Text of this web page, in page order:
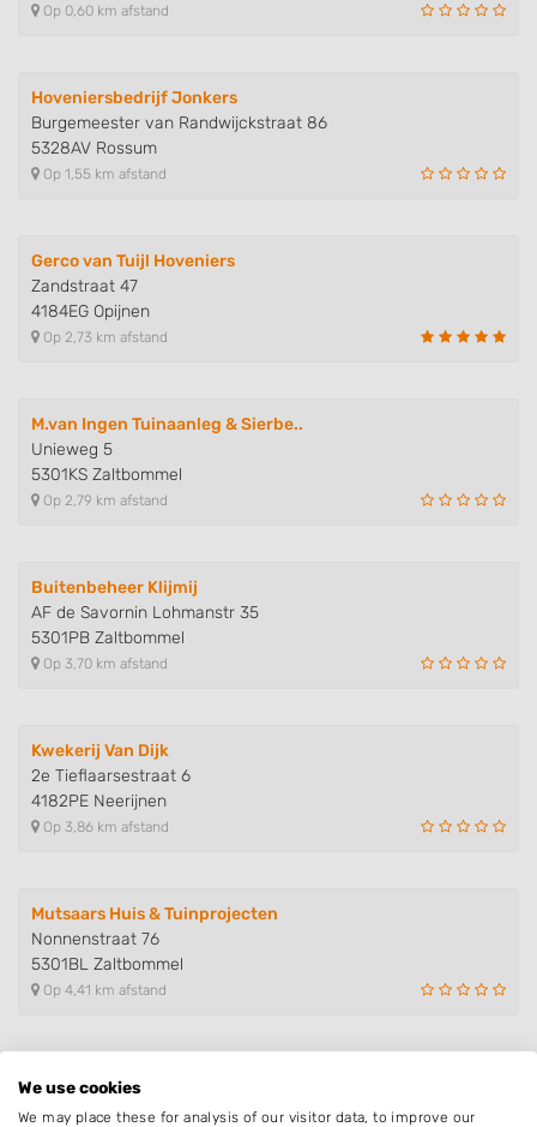
Op 0,60 km afstand
Hoveniersbedrijf Jonkers
Burgemeester van Randwijckstraat 86
5328AV Rossum
Op 1,55 km afstand
Gerco van Tuijl Hoveniers
Zandstraat 47
4184EG Opijnen
Op 2,73 km afstand
M.van Ingen Tuinaanleg & Sierbe..
Unieweg 5
5301KS Zaltbommel
Op 2,79 km afstand
Buitenbeheer Klijmij
AF de Savornin Lohmanstr 35
5301PB Zaltbommel
Op 3,70 km afstand
Kwekerij Van Dijk
2e Tieflaarsestraat 6
4182PE Neerijnen
Op 3,86 km afstand
Mutsaars Huis & Tuinprojecten
Nonnenstraat 76
5301BL Zaltbommel
Op 4,41 km afstand
Hoveniersbedrijf Richard Boogaa..
We use cookies
We may place these for analysis of our visitor data, to improve our